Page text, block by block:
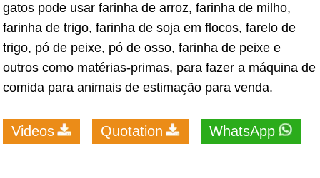
gatos pode usar farinha de arroz, farinha de milho,
farinha de trigo, farinha de soja em flocos, farelo de
trigo, pó de peixe, pó de osso, farinha de peixe e
outros como matérias-primas, para fazer a máquina de
comida para animais de estimação para venda.
Videos Quotation WhatsApp